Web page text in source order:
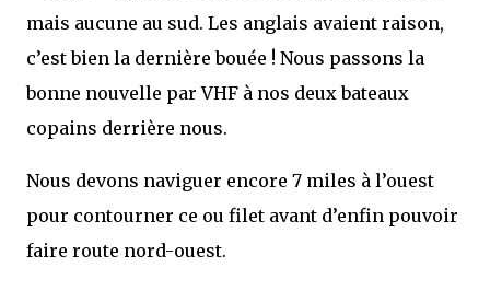
mais aucune au sud. Les anglais avaient raison,
c’est bien la dernière bouée ! Nous passons la
bonne nouvelle par VHF à nos deux bateaux
copains derrière nous.
Nous devons naviguer encore 7 miles à l’ouest
pour contourner ce ou filet avant d’enfin pouvoir
faire route nord-ouest.